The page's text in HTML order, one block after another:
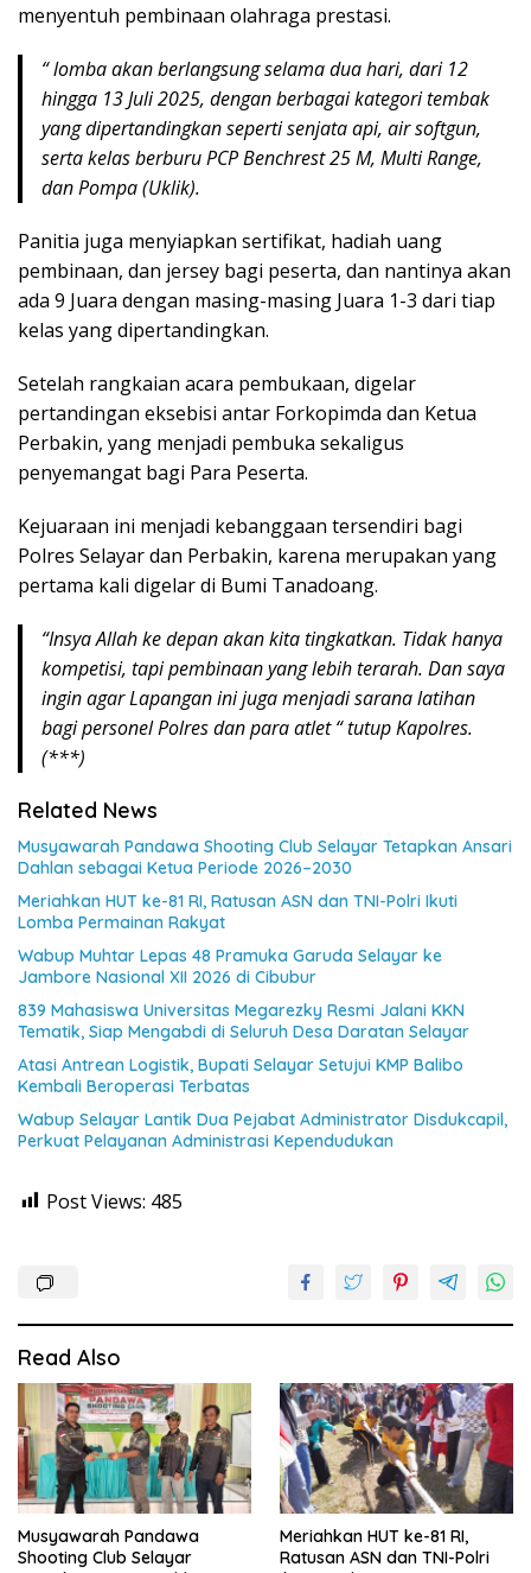
menyentuh pembinaan olahraga prestasi.
“ lomba akan berlangsung selama dua hari, dari 12
hingga 13 Juli 2025, dengan berbagai kategori tembak
yang dipertandingkan seperti senjata api, air softgun,
serta kelas berburu PCP Benchrest 25 M, Multi Range,
dan Pompa (Uklik).
Panitia juga menyiapkan sertifikat, hadiah uang
pembinaan, dan jersey bagi peserta, dan nantinya akan
ada 9 Juara dengan masing-masing Juara 1-3 dari tiap
kelas yang dipertandingkan.
Setelah rangkaian acara pembukaan, digelar
pertandingan eksebisi antar Forkopimda dan Ketua
Perbakin, yang menjadi pembuka sekaligus
penyemangat bagi Para Peserta.
Kejuaraan ini menjadi kebanggaan tersendiri bagi
Polres Selayar dan Perbakin, karena merupakan yang
pertama kali digelar di Bumi Tanadoang.
“Insya Allah ke depan akan kita tingkatkan. Tidak hanya
kompetisi, tapi pembinaan yang lebih terarah. Dan saya
ingin agar Lapangan ini juga menjadi sarana latihan
bagi personel Polres dan para atlet “ tutup Kapolres.
(***)
Related News
Musyawarah Pandawa Shooting Club Selayar Tetapkan Ansari
Dahlan sebagai Ketua Periode 2026–2030
Meriahkan HUT ke-81 RI, Ratusan ASN dan TNI-Polri Ikuti
Lomba Permainan Rakyat
Wabup Muhtar Lepas 48 Pramuka Garuda Selayar ke
Jambore Nasional XII 2026 di Cibubur
839 Mahasiswa Universitas Megarezky Resmi Jalani KKN
Tematik, Siap Mengabdi di Seluruh Desa Daratan Selayar
Atasi Antrean Logistik, Bupati Selayar Setujui KMP Balibo
Kembali Beroperasi Terbatas
Wabup Selayar Lantik Dua Pejabat Administrator Disdukcapil,
Perkuat Pelayanan Administrasi Kependudukan
Post Views: 485
Read Also
Musyawarah Pandawa
Shooting Club Selayar
Meriahkan HUT ke-81 RI,
Ratusan ASN dan TNI-Polri